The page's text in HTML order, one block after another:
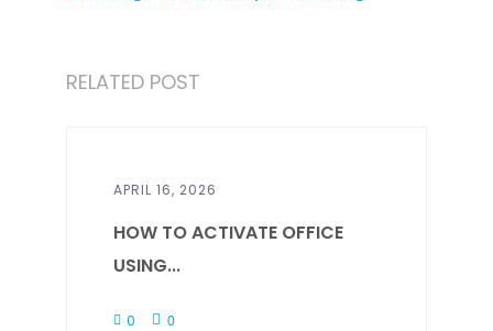
RELATED POST
APRIL 16, 2026
HOW TO ACTIVATE OFFICE
USING...
0 0